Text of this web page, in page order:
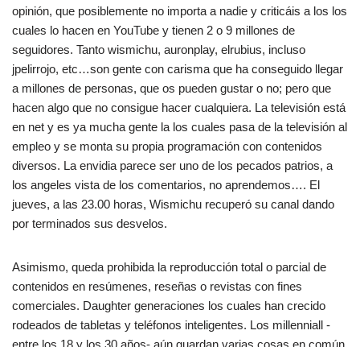
opinión, que posiblemente no importa a nadie y criticáis a los los
cuales lo hacen en YouTube y tienen 2 o 9 millones de
seguidores. Tanto wismichu, auronplay, elrubius, incluso
jpelirrojo, etc…son gente con carisma que ha conseguido llegar
a millones de personas, que os pueden gustar o no; pero que
hacen algo que no consigue hacer cualquiera. La televisión está
en net y es ya mucha gente la los cuales pasa de la televisión al
empleo y se monta su propia programación con contenidos
diversos. La envidia parece ser uno de los pecados patrios, a
los angeles vista de los comentarios, no aprendemos…. El
jueves, a las 23.00 horas, Wismichu recuperó su canal dando
por terminados sus desvelos.
Asimismo, queda prohibida la reproducción total o parcial de
contenidos en resúmenes, reseñas o revistas con fines
comerciales. Daughter generaciones los cuales han crecido
rodeados de tabletas y teléfonos inteligentes. Los millenniall -